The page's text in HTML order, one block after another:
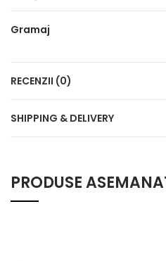
Gramaj
RECENZII (0)
SHIPPING & DELIVERY
PRODUSE